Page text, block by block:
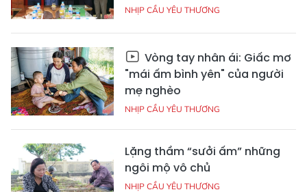
NHỊP CẦU YÊU THƯƠNG
Vòng tay nhân ái: Giấc mơ
"mái ấm bình yên" của người
mẹ nghèo
NHỊP CẦU YÊU THƯƠNG
Lặng thầm “sưởi ấm” những
ngôi mộ vô chủ
NHỊP CẦU YÊU THƯƠNG